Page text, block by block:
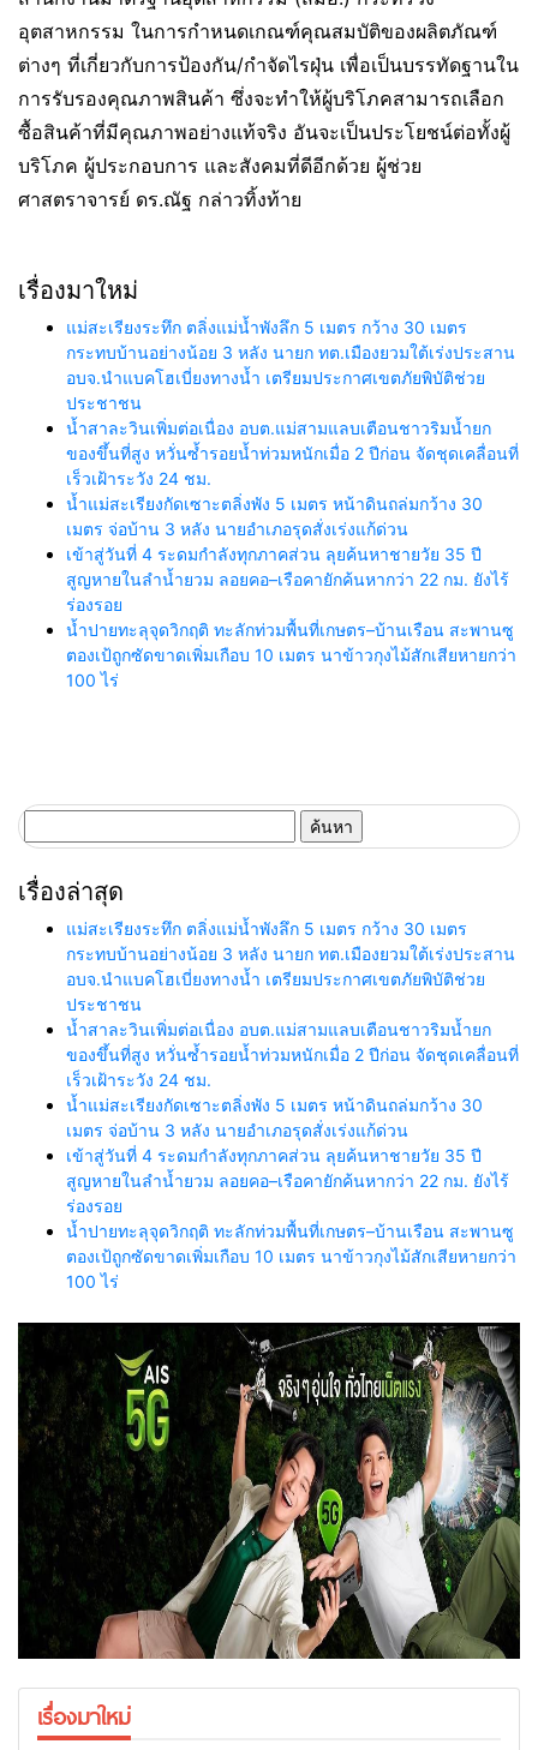
อุตสาหกรรม ในการกำหนดเกณฑ์คุณสมบัติของผลิตภัณฑ์
ต่างๆ ที่เกี่ยวกับการป้องกัน/กำจัดไรฝุ่น เพื่อเป็นบรรทัดฐานใน
การรับรองคุณภาพสินค้า ซึ่งจะทำให้ผู้บริโภคสามารถเลือก
ซื้อสินค้าที่มีคุณภาพอย่างแท้จริง อันจะเป็นประโยชน์ต่อทั้งผู้
บริโภค ผู้ประกอบการ และสังคมที่ดีอีกด้วย ผู้ช่วย
ศาสตราจารย์ ดร.ณัฐ กล่าวทิ้งท้าย
เรื่องมาใหม่
แม่สะเรียงระทึก ตลิ่งแม่น้ำพังลึก 5 เมตร กว้าง 30 เมตร
กระทบบ้านอย่างน้อย 3 หลัง นายก ทต.เมืองยวมใต้เร่งประสาน
อบจ.นำแบคโฮเบี่ยงทางน้ำ เตรียมประกาศเขตภัยพิบัติช่วย
ประชาชน
น้ำสาละวินเพิ่มต่อเนื่อง อบต.แม่สามแลบเตือนชาวริมน้ำยก
ของขึ้นที่สูง หวั่นซ้ำรอยน้ำท่วมหนักเมื่อ 2 ปีก่อน จัดชุดเคลื่อนที่
เร็วเฝ้าระวัง 24 ชม.
น้ำแม่สะเรียงกัดเซาะตลิ่งพัง 5 เมตร หน้าดินถล่มกว้าง 30
เมตร จ่อบ้าน 3 หลัง นายอำเภอรุดสั่งเร่งแก้ด่วน
เข้าสู่วันที่ 4 ระดมกำลังทุกภาคส่วน ลุยค้นหาชายวัย 35 ปี
สูญหายในลำน้ำยวม ลอยคอ–เรือคายักค้นหากว่า 22 กม. ยังไร้
ร่องรอย
น้ำปายทะลุจุดวิกฤติ ทะลักท่วมพื้นที่เกษตร–บ้านเรือน สะพานซู
ตองเป้ถูกซัดขาดเพิ่มเกือบ 10 เมตร นาข้าวกุงไม้สักเสียหายกว่า
100 ไร่
สำหรับ:
เรื่องล่าสุด
แม่สะเรียงระทึก ตลิ่งแม่น้ำพังลึก 5 เมตร กว้าง 30 เมตร
กระทบบ้านอย่างน้อย 3 หลัง นายก ทต.เมืองยวมใต้เร่งประสาน
อบจ.นำแบคโฮเบี่ยงทางน้ำ เตรียมประกาศเขตภัยพิบัติช่วย
ประชาชน
น้ำสาละวินเพิ่มต่อเนื่อง อบต.แม่สามแลบเตือนชาวริมน้ำยก
ของขึ้นที่สูง หวั่นซ้ำรอยน้ำท่วมหนักเมื่อ 2 ปีก่อน จัดชุดเคลื่อนที่
เร็วเฝ้าระวัง 24 ชม.
น้ำแม่สะเรียงกัดเซาะตลิ่งพัง 5 เมตร หน้าดินถล่มกว้าง 30
เมตร จ่อบ้าน 3 หลัง นายอำเภอรุดสั่งเร่งแก้ด่วน
เข้าสู่วันที่ 4 ระดมกำลังทุกภาคส่วน ลุยค้นหาชายวัย 35 ปี
สูญหายในลำน้ำยวม ลอยคอ–เรือคายักค้นหากว่า 22 กม. ยังไร้
ร่องรอย
น้ำปายทะลุจุดวิกฤติ ทะลักท่วมพื้นที่เกษตร–บ้านเรือน สะพานซู
ตองเป้ถูกซัดขาดเพิ่มเกือบ 10 เมตร นาข้าวกุงไม้สักเสียหายกว่า
100 ไร่
เรื่องมาใหม่